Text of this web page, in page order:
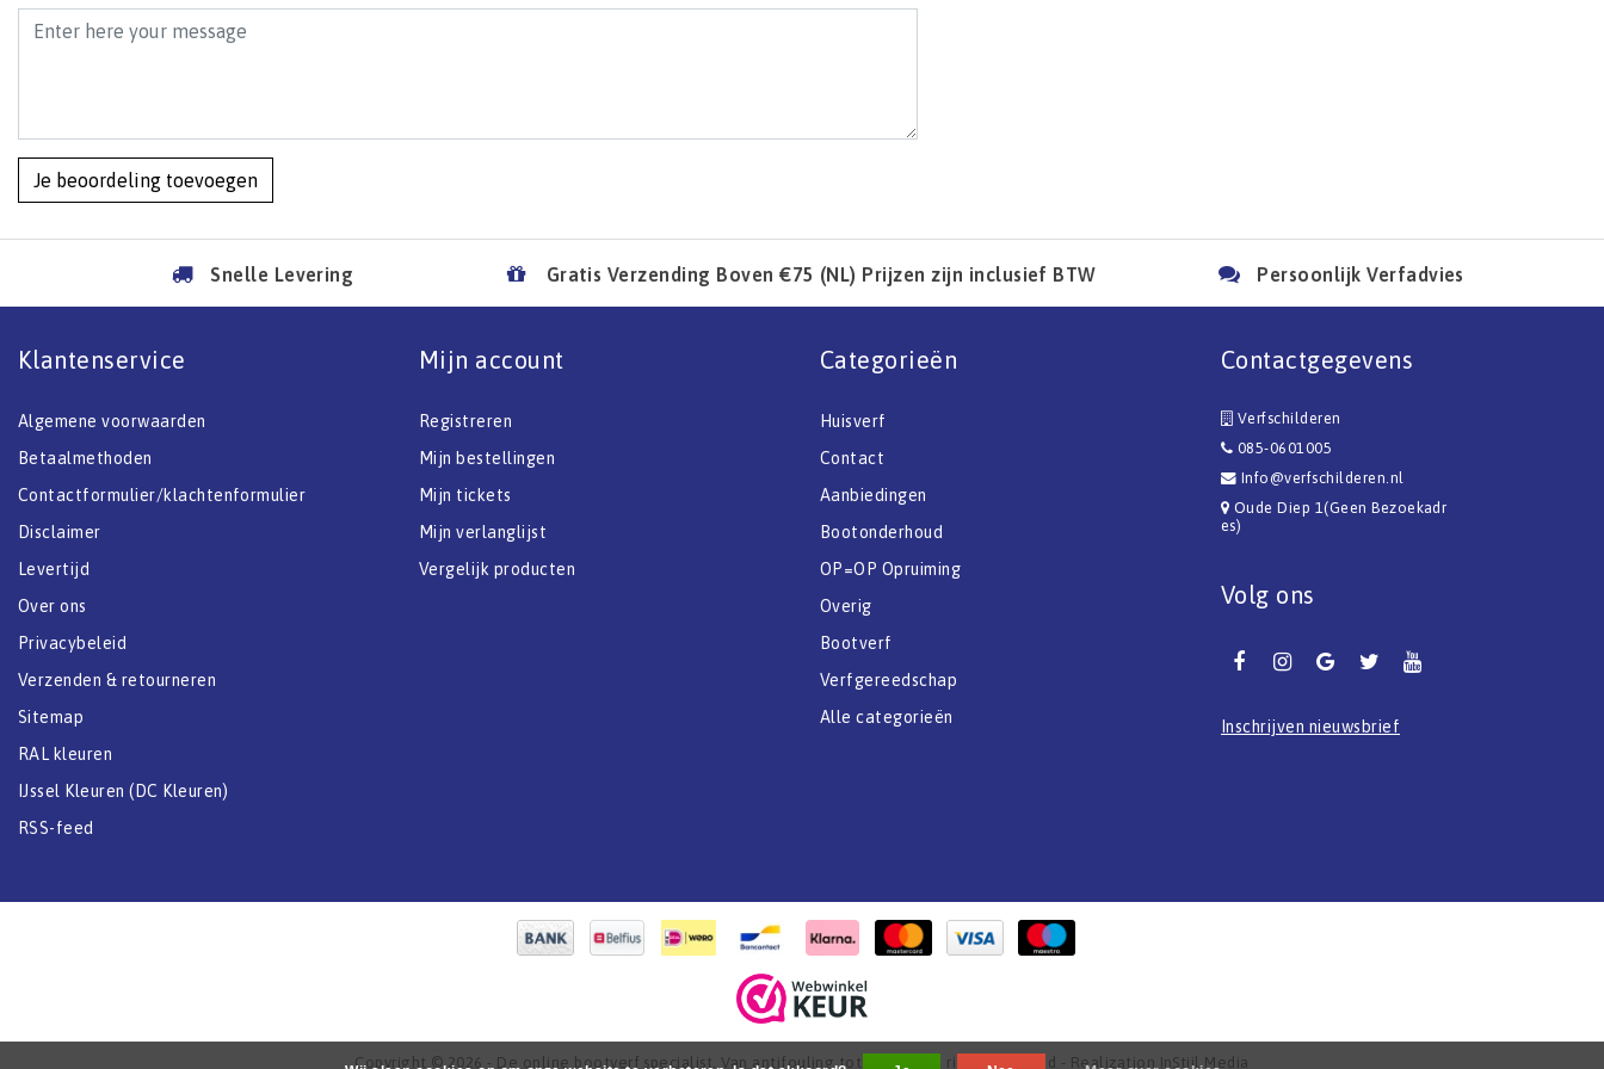
Je beoordeling toevoegen
Snelle Levering Gratis Verzending Boven €75 (NL) Prijzen zijn inclusief BTW Persoonlijk Verfadvies
Klantenservice
Algemene voorwaarden
Betaalmethoden
Contactformulier/klachtenformulier
Disclaimer
Levertijd
Over ons
Privacybeleid
Verzenden & retourneren
Sitemap
RAL kleuren
IJssel Kleuren (DC Kleuren)
RSS-feed
Mijn account
Registreren
Mijn bestellingen
Mijn tickets
Mijn verlanglijst
Vergelijk producten
Categorieën
Huisverf
Contact
Aanbiedingen
Bootonderhoud
OP=OP Opruiming
Overig
Bootverf
Verfgereedschap
Alle categorieën
Contactgegevens
Verfschilderen
085-0601005
Info@verfschilderen.nl
Oude Diep 1(Geen Bezoekadr
es)
Volg ons
Inschrijven nieuwsbrief
Copyright © 2026 - De online bootverf specialist. Van antifouling tot aflak. - All rights reserved - Realization InStijl Media